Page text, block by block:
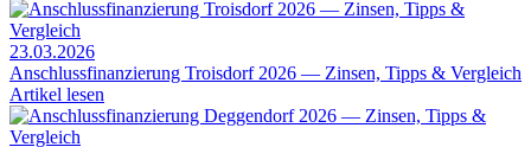
23.03.2026
Anschlussfinanzierung Troisdorf 2026 — Zinsen, Tipps & Vergleich
Artikel lesen